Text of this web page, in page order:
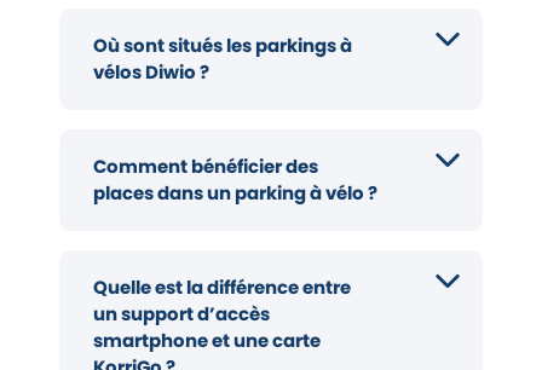
Où sont situés les parkings à
vélos Diwio ?
Comment bénéficier des
places dans un parking à vélo ?
Quelle est la différence entre
un support d’accès
smartphone et une carte